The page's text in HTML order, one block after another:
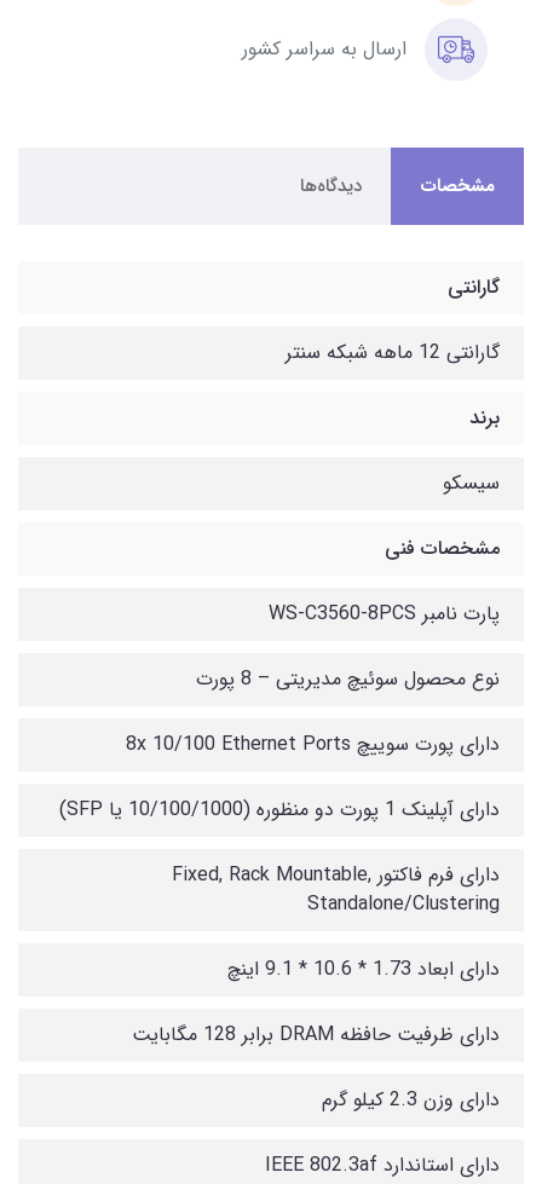
ارسال به سراسر کشور
مشخصات دیدگاه‌ها
گارانتی
گارانتی 12 ماهه شبکه سنتر
برند
سیسکو
مشخصات فنی
پارت نامبر WS-C3560-8PCS
نوع محصول سوئیچ مدیریتی – 8 پورت
دارای پورت سوییچ 8x 10/100 Ethernet Ports
دارای آپلینک 1 پورت دو منظوره (10/100/1000 یا SFP)
دارای فرم فاکتور Fixed, Rack Mountable,
Standalone/Clustering
دارای ابعاد 1.73 * 10.6 * 9.1 اینچ
دارای ظرفیت حافظه DRAM برابر 128 مگابایت
دارای وزن 2.3 کیلو گرم
دارای استاندارد IEEE 802.3af